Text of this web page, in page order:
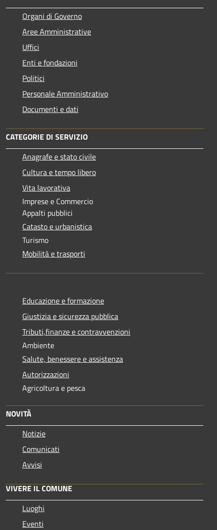
Organi di Governo
Aree Amministrative
Uffici
Enti e fondazioni
Politici
Personale Amministrativo
Documenti e dati
CATEGORIE DI SERVIZIO
Anagrafe e stato civile
Cultura e tempo libero
Vita lavorativa
Imprese e Commercio
Appalti pubblici
Catasto e urbanistica
Turismo
Mobilità e trasporti
Educazione e formazione
Giustizia e sicurezza pubblica
Tributi,finanze e contravvenzioni
Ambiente
Salute, benessere e assistenza
Autorizzazioni
Agricoltura e pesca
NOVITÀ
Notizie
Comunicati
Avvisi
VIVERE IL COMUNE
Luoghi
Eventi